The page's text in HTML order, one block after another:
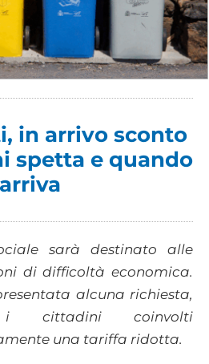
in arrivo sconto
spetta e quando
arriva
sarà destinato alle
di difficoltà economica.
alcuna richiesta,
i cittadini coinvolti
una tariffa ridotta.